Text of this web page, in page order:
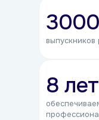
8 лет